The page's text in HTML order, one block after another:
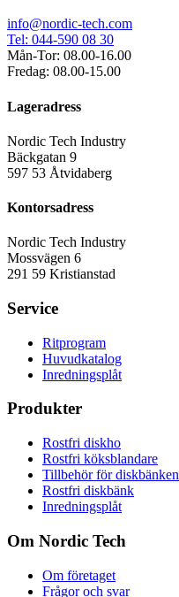
info@nordic-tech.com
Tel: 044-590 08 30
Mån-Tor: 08.00-16.00
Fredag: 08.00-15.00
Lageradress
Nordic Tech Industry
Bäckgatan 9
597 53 Åtvidaberg
Kontorsadress
Nordic Tech Industry
Mossvägen 6
291 59 Kristianstad
Service
Ritprogram
Huvudkatalog
Inredningsplåt
Produkter
Rostfri diskho
Rostfri köksblandare
Tillbehör för diskbänken
Rostfri diskbänk
Inredningsplåt
Om Nordic Tech
Om företaget
Frågor och svar